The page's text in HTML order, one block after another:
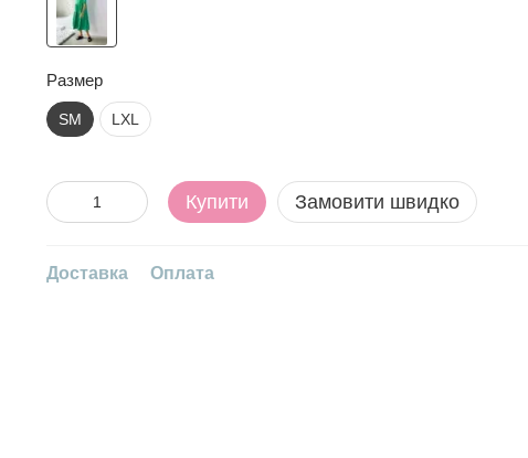
Размер
SM LXL
Купити Замовити швидко
Доставка Оплата